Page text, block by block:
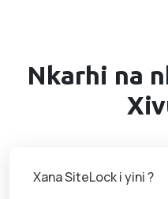
Nkarhi na
Xana SiteLock i yini ?